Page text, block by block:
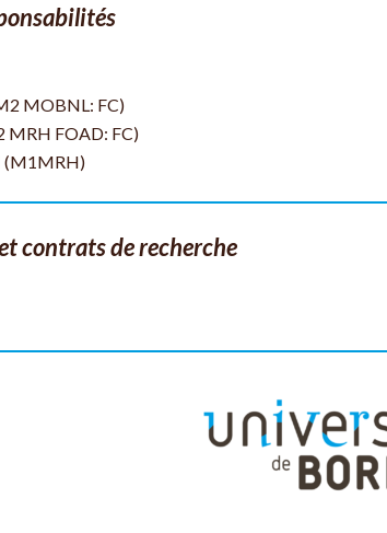
MOBNL: FC)
MRH FOAD: FC)
(M1MRH)
contrats de recherche